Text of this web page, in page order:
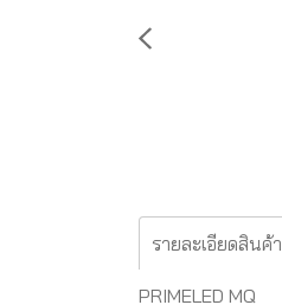
รายละเอียดสินค้า
PRIMELED MQ